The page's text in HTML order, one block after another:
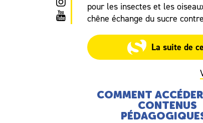
pour les insectes et les
chêne échange du sucre
La suite de
COMMENT
CONTENUS